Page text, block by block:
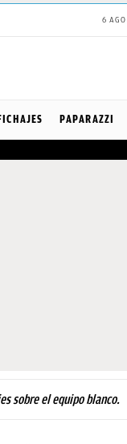
6
PAPARAZZI
sobre el equipo blanco.